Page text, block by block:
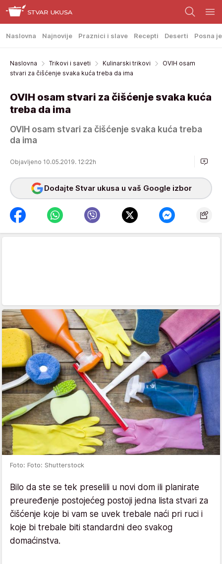
Naslovna Najnovije Praznici i slave Recepti Deserti Posna
Naslovna Trikovi i saveti Kulinarski trikovi
OVIH osam
stvari za čišćenje svaka kuća treba da ima
OVIH osam stvari za čišćenje svaka kuća
treba da ima
OVIH osam stvari za čišćenje svaka kuća treba
da ima
Objavljeno 10.05.2019. 12:22h
Dodajte Stvar ukusa u vaš Google izbor
Foto: Foto: Shutterstock
Bilo da ste se tek preselili u novi dom ili planirate
preuređenje postojećeg postoji jedna lista stvari za
čišćenje koje bi vam se uvek trebale naći pri ruci i
koje bi trebale biti standardni deo svakog
domaćinstva.